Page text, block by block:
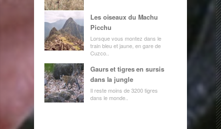
Les oiseaux du Machu
Picchu
Lorsque vous montez dans le
train bleu et jaune, en gare de
Cuzco..
Gaurs et tigres en sursis
dans la jungle
Il reste moins de 3200 tigres
dans le monde..